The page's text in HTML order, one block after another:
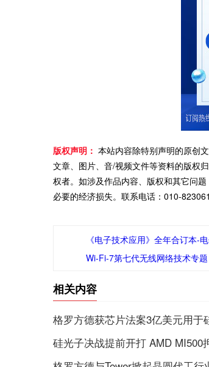
版权声明： 本站内容除特别声明的原创
文章、图片、音/视频文件等资料的版权
权者。如涉及作品内容、版权和其它问
必要的经济损失。联系电话：010-
《电子技术应用》全年合订本-
Wi-Fi-7第七代无线网络技术专题
相关内容
格罗方德获芯片法案3亿美元用于
硅光子决战提前开打 AMD MI500